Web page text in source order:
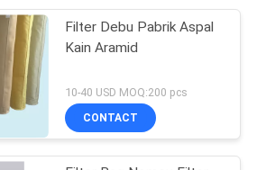
Filter Debu Pabrik Aspal
Kain Aramid
10-40 USD MOQ:200 pcs
CONTACT